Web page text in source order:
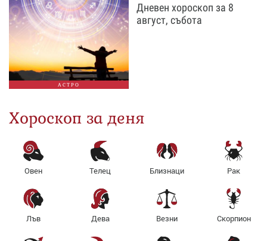
АСТРО
Дневен хороскоп за 8
август, събота
Хороскоп за деня
Овен Телец Близнаци Рак
Лъв Дева Везни Скорпион